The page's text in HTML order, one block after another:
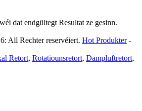
dat endgültegt Resultat ze gesinn.
All Rechter reservéiert. Hot Produkter-
Retort, Rotatiounsretort, Dampluftretort,